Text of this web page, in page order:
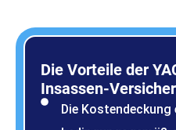
Die Vorteile der
Insassen-
Die